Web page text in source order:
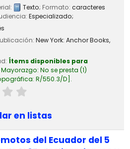
Texto; Formato: caracteres
Especializado;
New York: Anchor Books,
Ítems disponibles para
Mayorazgo: No se presta (1)
R/550.3/D .
en listas
del Ecuador del 5